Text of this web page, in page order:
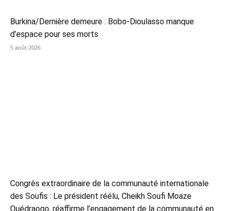
Burkina/Dernière demeure : Bobo-Dioulasso manque
d’espace pour ses morts
5 août 2026
Congrès extraordinaire de la communauté internationale
des Soufis : Le président réélu, Cheikh Soufi Moaze
Ouédraogo, réaffirme l’engagement de la communauté en